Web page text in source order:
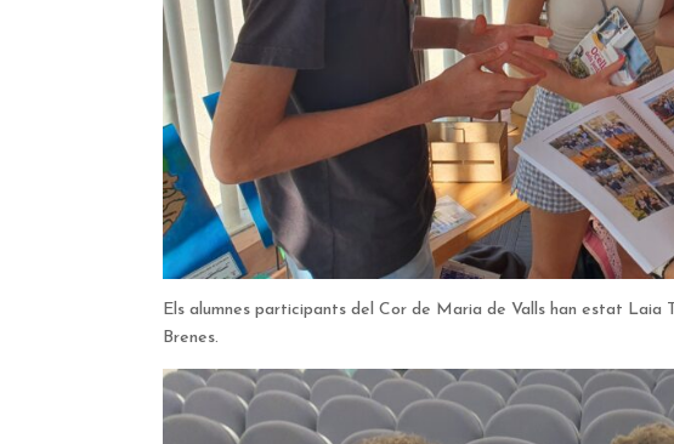
Els alumnes participants del Cor de Maria de Valls han estat
Brenes.